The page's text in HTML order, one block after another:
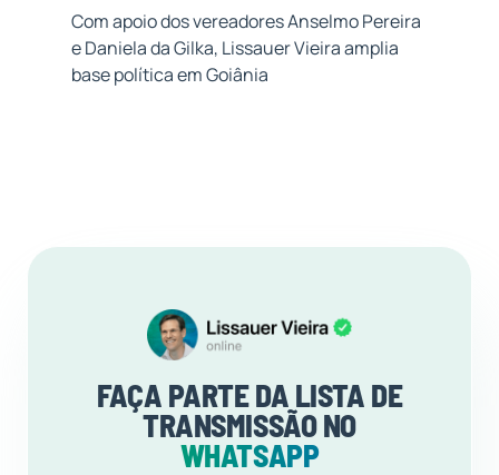
Com apoio dos vereadores Anselmo Pereira
e Daniela da Gilka, Lissauer Vieira amplia
base política em Goiânia
FAÇA PARTE DA LISTA DE
TRANSMISSÃO NO
WHATSAPP